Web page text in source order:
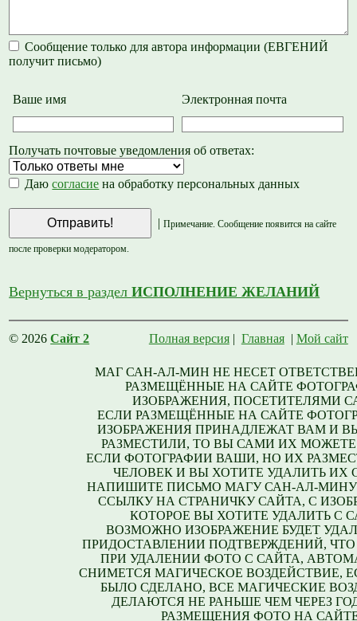
Сообщение только для автора информации (ЕВГЕНИЙ
получит письмо)
Ваше имя Электронная почта
Получать почтовые уведомления об ответах:
Даюсогласие на обработку персональных данных
| Примечание. Сообщение появится на сайте
после проверки модератором.
Вернуться в разделИСПОЛНЕНИЕ ЖЕЛАНИЙ
© 2026Сайт 2 Полная версия| Главная| Мой сайт
МАГ САН-АЛ-МИН НЕ НЕСЕТ
РАЗМЕЩЁННЫЕ НА САЙТЕ
ИЗОБРАЖЕНИЯ, ПОСЕТИТЕЛЯМИ
ЕСЛИ РАЗМЕЩЁННЫЕ НА САЙТЕ
ИЗОБРАЖЕНИЯ ПРИНАДЛЕЖАТ ВАМ И
РАЗМЕСТИЛИ, ТО ВЫ САМИ ИХ МОЖЕТЕ
ЕСЛИ ФОТОГРАФИИ ВАШИ, НО ИХ
ЧЕЛОВЕК И ВЫ ХОТИТЕ УДАЛИТЬ ИХ
НАПИШИТЕ ПИСЬМО МАГУ САН-АЛ-
ССЫЛКУ НА СТРАНИЧКУ САЙТА, С
КОТОРОЕ ВЫ ХОТИТЕ УДАЛИТЬ С
ВОЗМОЖНО ИЗОБРАЖЕНИЕ БУДЕТ
ПРИДОСТАВЛЕНИИ ПОДТВЕРЖДЕНИЙ,
ПРИ УДАЛЕНИИ ФОТО С САЙТА,
СНИМЕТСЯ МАГИЧЕСКОЕ ВОЗДЕЙСТВИЕ,
БЫЛО СДЕЛАНО, ВСЕ МАГИЧЕСКИЕ
ДЕЛАЮТСЯ НЕ РАНЬШЕ ЧЕМ ЧЕРЕЗ
РАЗМЕЩЕНИЯ ФОТО НА